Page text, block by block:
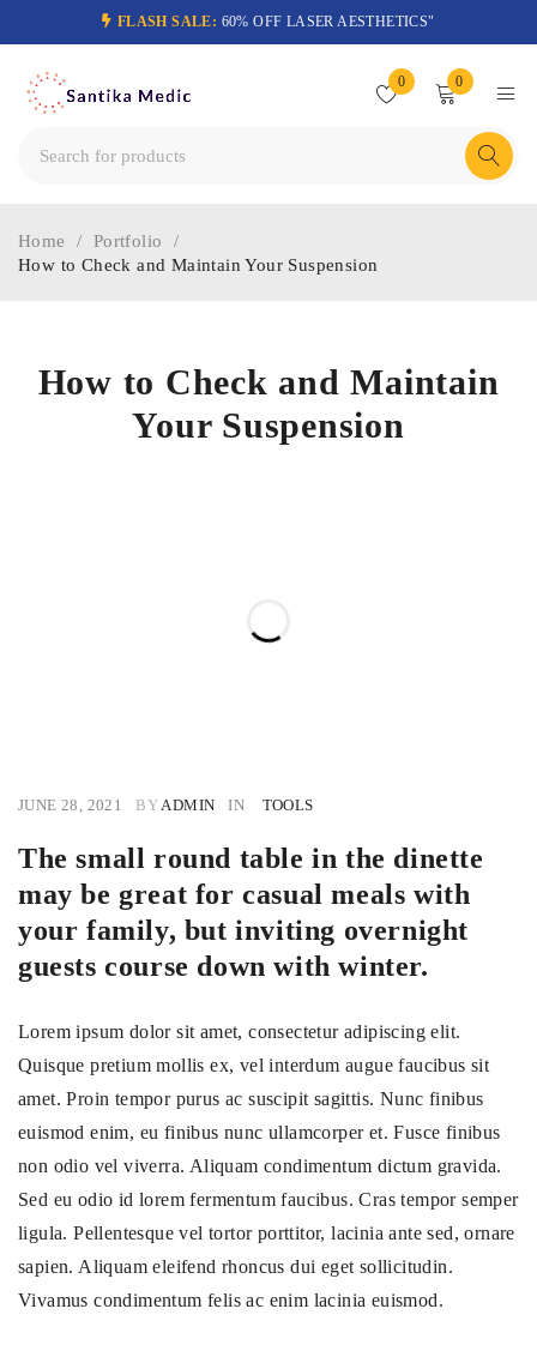
FLASH SALE: 60% OFF LASER AESTHETICS"
0 0
Home / Portfolio
/
How to Check and Maintain Your Suspension
How to Check and Maintain
Your Suspension
JUNE 28, 2021 BYADMIN IN TOOLS
The small round table in the dinette
may be great for casual meals with
your family, but inviting overnight
guests course down with winter.
Lorem ipsum dolor sit amet, consectetur adipiscing elit.
Quisque pretium mollis ex, vel interdum augue faucibus sit
amet. Proin tempor purus ac suscipit sagittis. Nunc finibus
euismod enim, eu finibus nunc ullamcorper et. Fusce finibus
non odio vel viverra. Aliquam condimentum dictum gravida.
Sed eu odio id lorem fermentum faucibus. Cras tempor semper
ligula. Pellentesque vel tortor porttitor, lacinia ante sed, ornare
sapien. Aliquam eleifend rhoncus dui eget sollicitudin.
Vivamus condimentum felis ac enim lacinia euismod.